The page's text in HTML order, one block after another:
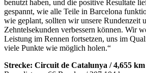
benutzt haben, und die positive Resultate
gespannt, wie alle Teile in Barcelona
wie geplant, sollten wir unsere Rundenzeit
Zehntelsekunden verbessern können. Wir
Leistung im Rennen fortsetzen, uns im
viele Punkte wie möglich holen.“
Strecke: Circuit de Catalunya / 4,655 km